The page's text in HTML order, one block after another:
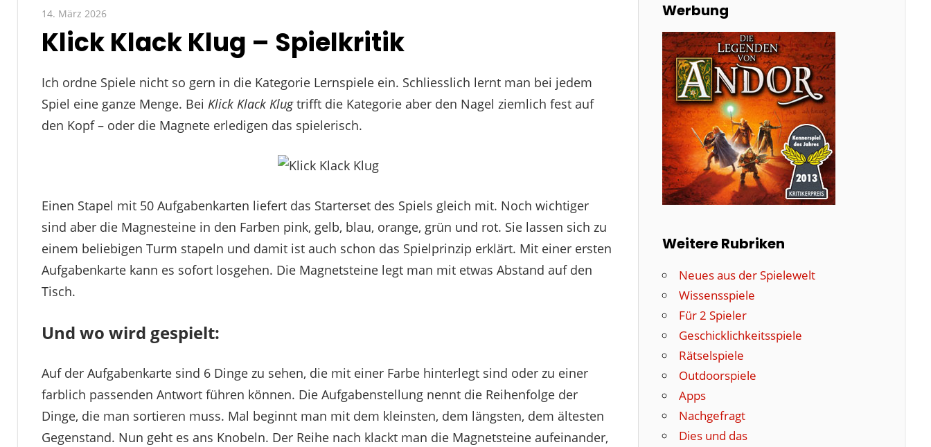
14. März 2026Paddy
Klick Klack Klug – Spielkritik
Ich ordne Spiele nicht so gern in die Kategorie Lernspiele ein. Schliesslich lernt man bei jedem
Spiel eine ganze Menge. Bei Klick Klack Klugtrifft die Kategorie aber den Nagel ziemlich fest auf
den Kopf – oder die Magnete erledigen das spielerisch.
Einen Stapel mit 50 Aufgabenkarten liefert das Starterset des Spiels gleich mit. Noch wichtiger
sind aber die Magnesteine in den Farben pink, gelb, blau, orange, grün und rot. Sie lassen sich zu
einem beliebigen Turm stapeln und damit ist auch schon das Spielprinzip erklärt. Mit einer ersten
Aufgabenkarte kann es sofort losgehen. Die Magnetsteine legt man mit etwas Abstand auf den
Tisch.
Und wo wird gespielt:
Auf der Aufgabenkarte sind 6 Dinge zu sehen, die mit einer Farbe hinterlegt sind oder zu einer
farblich passenden Antwort führen können. Die Aufgabenstellung nennt die Reihenfolge der
Dinge, die man sortieren muss. Mal beginnt man mit dem kleinsten, dem längsten, dem ältesten
Gegenstand. Nun geht es ans Knobeln. Der Reihe nach klackt man die Magnetsteine aufeinander,
Werbung
Weitere Rubriken
Neues aus der Spielewelt
Wissensspiele
Für 2 Spieler
Geschicklichkeitsspiele
Rätselspiele
Outdoorspiele
Apps
Nachgefragt
Dies und das